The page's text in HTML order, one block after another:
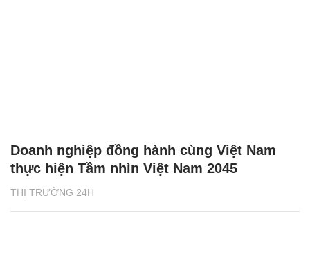
THỊ TRƯỜNG 24H
Doanh nghiệp đồng hành cùng Việt Nam
thực hiện Tầm nhìn Việt Nam 2045